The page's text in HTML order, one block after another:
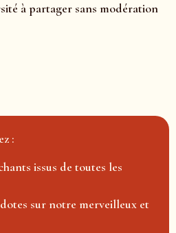
à partager sans modération
:
issus de toutes les
sur notre merveilleux et